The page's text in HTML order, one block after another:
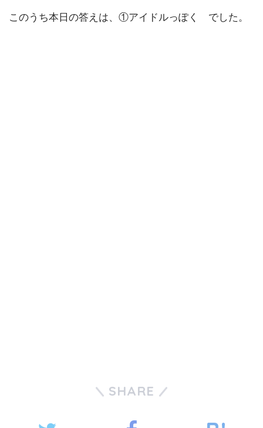
このうち本日の答えは、①アイドルっぽく でした。
SHARE